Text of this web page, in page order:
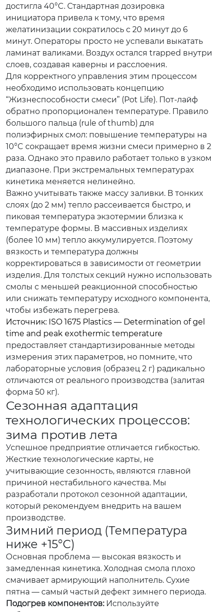
достигла 40°C. Стандартная дозировка
инициатора привела к тому, что время
желатинизации сократилось с 20 минут до 6
минут. Операторы просто не успевали выкатать
ламинат валиками. Воздух остался trapped внутри
слоев, создавая каверны и расслоения.
Для корректного управления этим процессом
необходимо использовать концепцию
“Жизнеспособности смеси” (Pot Life). Пот-лайф
обратно пропорционален температуре. Правило
большого пальца (rule of thumb) для
полиэфирных смол: повышение температуры на
10°C сокращает время жизни смеси примерно в 2
раза. Однако это правило работает только в узком
диапазоне. При экстремальных температурах
кинетика меняется нелинейно.
Важно учитывать также массу заливки. В тонких
слоях (до 2 мм) тепло рассеивается быстро, и
пиковая температура экзотермии близка к
температуре формы. В массивных изделиях
(более 10 мм) тепло аккумулируется. Поэтому
вязкость и температура должны
корректироваться в зависимости от геометрии
изделия. Для толстых секций нужно использовать
смолы с меньшей реакционной способностью
или снижать температуру исходного компонента,
чтобы избежать перегрева.
Источник: ISO 1675 Plastics — Determination of gel
time and peak exothermic temperature
предоставляет стандартизированные методы
измерения этих параметров, но помните, что
лабораторные условия (образец 2 г) радикально
отличаются от реального производства (залитая
форма 50 кг).
Сезонная адаптация
технологических процессов:
зима против лета
Успешное предприятие отличается гибкостью.
Жесткие технологические карты, не
учитывающие сезонность, являются главной
причиной нестабильного качества. Мы
разработали протокол сезонной адаптации,
который рекомендуем внедрить на вашем
производстве.
Зимний период (Температура
ниже +15°C)
Основная проблема — высокая вязкость и
замедленная кинетика. Холодная смола плохо
смачивает армирующий наполнитель. Сухие
пятна — самый частый дефект зимнего периода.
Подогрев компонентов:Используйте